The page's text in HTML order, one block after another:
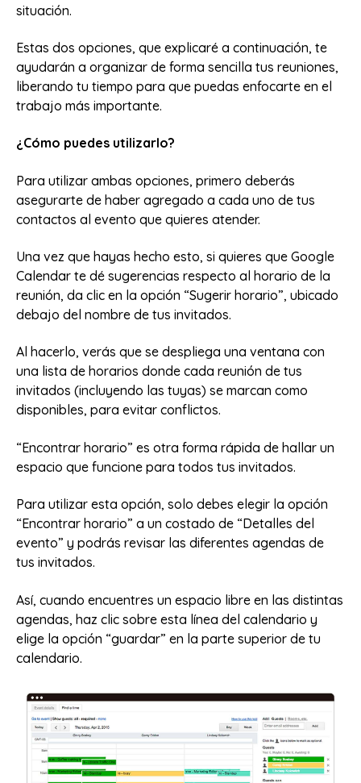
situación.
Estas dos opciones, que explicaré a continuación, te
ayudarán a organizar de forma sencilla tus reuniones,
liberando tu tiempo para que puedas enfocarte en el
trabajo más importante.
¿Cómo puedes utilizarlo?
Para utilizar ambas opciones, primero deberás
asegurarte de haber agregado a cada uno de tus
contactos al evento que quieres atender.
Una vez que hayas hecho esto, si quieres que Google
Calendar te dé sugerencias respecto al horario de la
reunión, da clic en la opción “Sugerir horario”, ubicado
debajo del nombre de tus invitados.
Al hacerlo, verás que se despliega una ventana con
una lista de horarios donde cada reunión de tus
invitados (incluyendo las tuyas) se marcan como
disponibles, para evitar conflictos.
“Encontrar horario” es otra forma rápida de hallar un
espacio que funcione para todos tus invitados.
Para utilizar esta opción, solo debes elegir la opción
“Encontrar horario” a un costado de “Detalles del
evento” y podrás revisar las diferentes agendas de
tus invitados.
Así, cuando encuentres un espacio libre en las distintas
agendas, haz clic sobre esta línea del calendario y
elige la opción “guardar” en la parte superior de tu
calendario.